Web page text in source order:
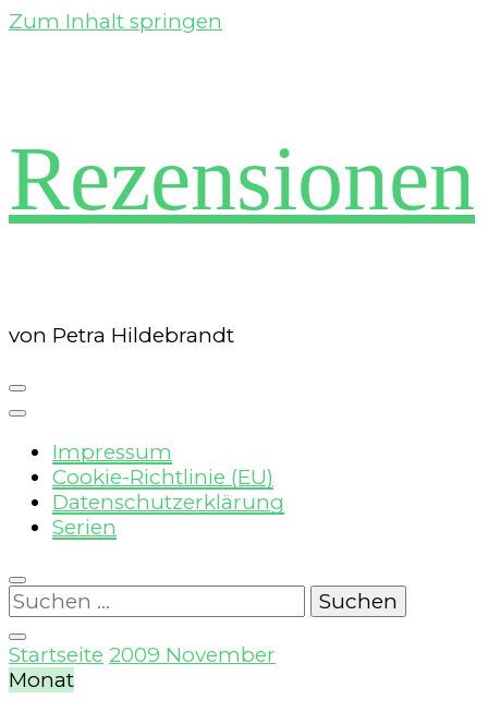
Zum Inhalt springen
Rezensionen
von Petra Hildebrandt
Impressum
Cookie-Richtlinie (EU)
Datenschutzerklärung
Serien
Suchen
nach:
Startseite 2009 November
Monat